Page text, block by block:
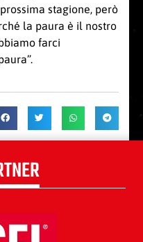
stagione, però
la paura è il nostro
farci